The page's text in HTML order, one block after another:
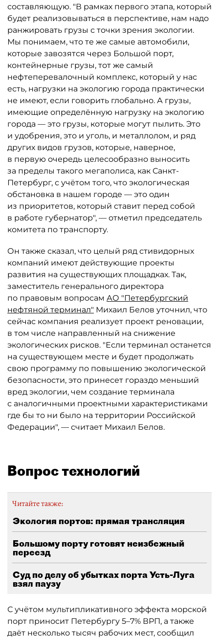
составляющую. "В рамках первого этапа, который
будет реализовываться в перспективе, нам надо
ранжировать грузы с точки зрения экологии.
Мы понимаем, что те же самые автомобили,
которые завозятся через Большой порт,
контейнерные грузы, тот же самый
нефтеперевалочный комплекс, который у нас
есть, нагрузки на экологию города практически
не имеют, если говорить глобально. А грузы,
имеющие определённую нагрузку на экологию
города — это грузы, которые могут пылить. Это
и удобрения, это и уголь, и металлолом, и ряд
других видов грузов, которые, наверное,
в первую очередь целесообразно выносить
за пределы такого мегаполиса, как Санкт-
Петербург, с учётом того, что экологическая
обстановка в нашем городе — это один
из приоритетов, который ставит перед собой
в работе губернатор", — отметил председатель
комитета по транспорту.
Он также сказал, что целый ряд стивидорных
компаний имеют действующие проекты
развития на существующих площадках. Так,
заместитель генерального директора
по правовым вопросам АО "Петербургский
нефтяной терминал" Михаил Белов уточнил, что
сейчас компания реализует проект реновации,
в том числе направленный на снижение
экологических рисков. "Если терминал останется
на существующем месте и будет продолжать
свою программу по повышению экологической
безопасности, это принесет гораздо меньший
вред экологии, чем создание терминала
с аналогичными проектными характеристиками
где бы то ни было на территории Российской
Федерации", — считает Михаил Белов.
Вопрос технологий
Читайте также:
Экология портов: прямая трансляция
Большому порту готовят неизбежный
переезд
Суд по делу об убытках порта Усть-Луга
взял паузу
С учётом мультипликативного эффекта морской
порт приносит Петербургу 5–7% ВРП, а также
даёт несколько тысяч рабочих мест, сообщил